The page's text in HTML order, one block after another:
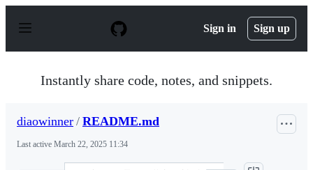
p
Sign in Sign up
Instantly share code, notes, and snippets.
diaowinner / README.md
Last active March 22, 2025 11:34